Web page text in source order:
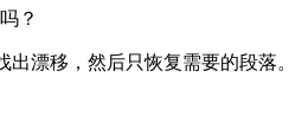
？
漂移，然后只恢复需要的段落。